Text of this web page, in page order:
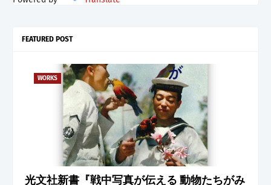
FEATURED POST
WORKS
光文社新書『戦中写真が伝える 動物たちがみ